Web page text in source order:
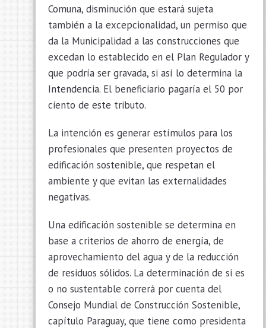
Comuna, disminución que estará sujeta
también a la excepcionalidad, un permiso que
da la Municipalidad a las construcciones que
excedan lo establecido en el Plan Regulador y
que podría ser gravada, si así lo determina la
Intendencia. El beneficiario pagaría el 50 por
ciento de este tributo.
La intención es generar estímulos para los
profesionales que presenten proyectos de
edificación sostenible, que respetan el
ambiente y que evitan las externalidades
negativas.
Una edificación sostenible se determina en
base a criterios de ahorro de energía, de
aprovechamiento del agua y de la reducción
de residuos sólidos. La determinación de si es
o no sustentable correrá por cuenta del
Consejo Mundial de Construcción Sostenible,
capítulo Paraguay, que tiene como presidenta